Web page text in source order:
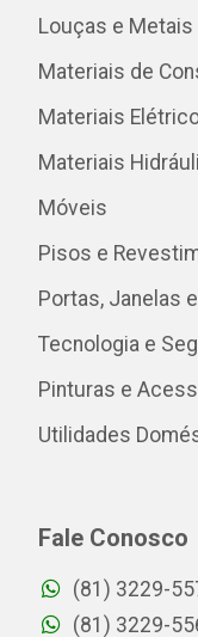
Louças e Metais
Materiais de
Materiais
Materiais
Móveis
Pisos e
Portas, Janelas
Tecnologia e
Pinturas e
Utilidades
Fale Conosco
(81) 3229-
(81) 3229-